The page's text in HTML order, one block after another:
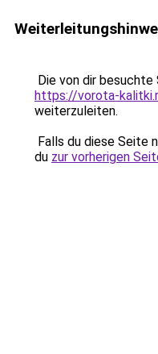
Die von dir
https://vorota-
weiterzuleiten.
Falls du diese Seite
du zur vorherigen